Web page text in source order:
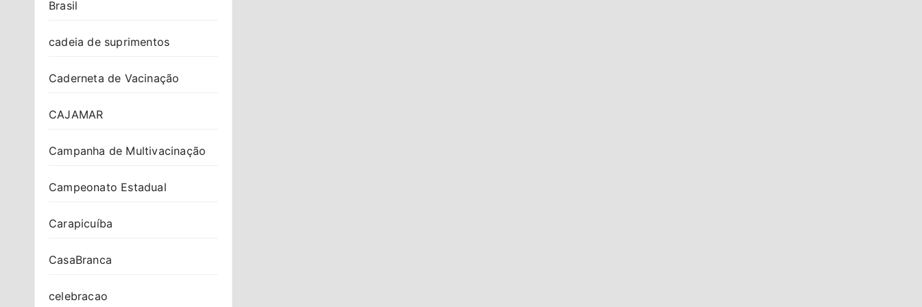
Brasil
cadeia de suprimentos
Caderneta de Vacinação
CAJAMAR
Campanha de Multivacinação
Campeonato Estadual
Carapicuíba
CasaBranca
celebracao